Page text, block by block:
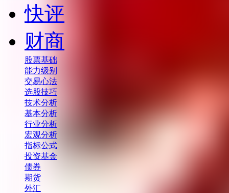
快评
财商
股票基础
能力级别
交易心法
选股技巧
技术分析
基本分析
行业分析
宏观分析
指标公式
投资基金
债券
期货
外汇